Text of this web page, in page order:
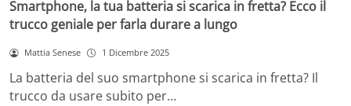
Smartphone, la tua batteria si scarica in fretta? Ecco il
trucco geniale per farla durare a lungo
Mattia Senese 1 Dicembre 2025
La batteria del suo smartphone si scarica in fretta? Il
trucco da usare subito per…